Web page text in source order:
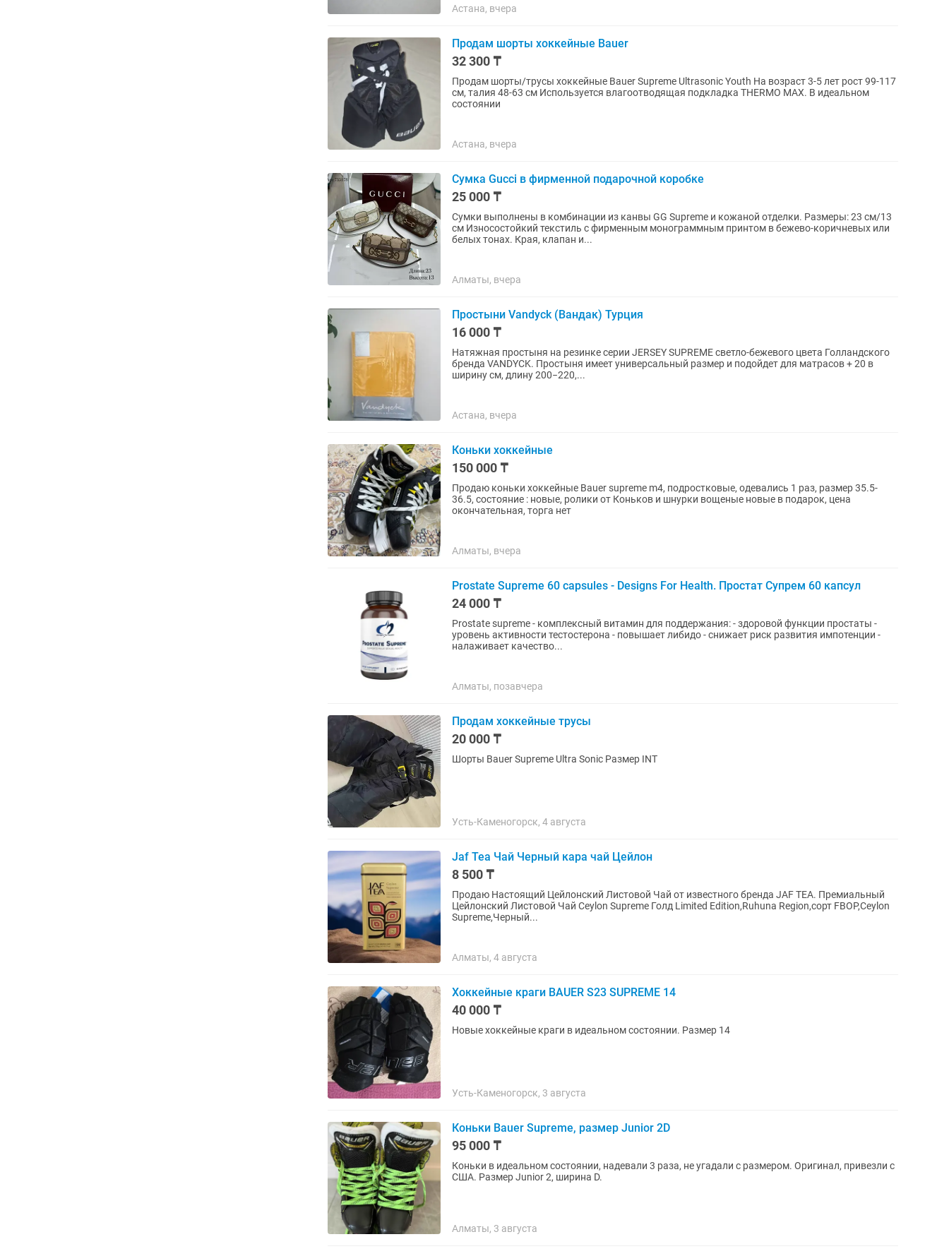
Астана, вчера
Продам шорты хоккейные Bauer
32 300 ₸
Продам шорты/трусы хоккейные Bauer Supreme Ultrasonic Youth На возраст 3-5 лет рост 99-117
см, талия 48-63 см Используется влагоотводящая подкладка THERMO MAX. В идеальном
состоянии
Астана, вчера
Сумка Gucci в фирменной подарочной коробке
25 000 ₸
Сумки выполнены в комбинации из канвы GG Supreme и кожаной отделки. Размеры: 23 см/13
см Износостойкий текстиль с фирменным монограммным принтом в бежево-коричневых или
белых тонах. Края, клапан и...
Алматы, вчера
Простыни Vandyck (Вандак) Турция
16 000 ₸
Натяжная простыня на резинке серии JERSEY SUPREME светло-бежевого цвета Голландского
бренда VANDYCK. Простыня имеет универсальный размер и подойдет для матрасов + 20 в
ширину см, длину 200−220,...
Астана, вчера
Коньки хоккейные
150 000 ₸
Продаю коньки хоккейные Bauer supreme m4, подростковые, одевались 1 раз, размер 35.5-
36.5, состояние : новые, ролики от Коньков и шнурки вощеные новые в подарок, цена
окончательная, торга нет
Алматы, вчера
Prostate Supreme 60 capsules - Designs For Health. Простат Супрем 60 капсул
24 000 ₸
Prostate supreme - комплексный витамин для поддержания: - здоровой функции простаты -
уровень активности тестостерона - повышает либидо - снижает риск развития импотенции -
налаживает качество...
Алматы, позавчера
Продам хоккейные трусы
20 000 ₸
Шорты Bauer Supreme Ultra Sonic Размер INT
Усть-Каменогорск, 4 августа
Jaf Tea Чай Черный кара чай Цейлон
8 500 ₸
Продаю Настоящий Цейлонский Листовой Чай от известного бренда JAF TEA. Премиальный
Цейлонский Листовой Чай Ceylon Supreme Голд Limited Edition,Ruhuna Region,сорт FВОР,Ceylon
Supreme,Черный...
Алматы, 4 августа
Хоккейные краги BAUER S23 SUPREME 14
40 000 ₸
Новые хоккейные краги в идеальном состоянии. Размер 14
Усть-Каменогорск, 3 августа
Коньки Bauer Supreme, размер Junior 2D
95 000 ₸
Коньки в идеальном состоянии, надевали 3 раза, не угадали с размером. Оригинал, привезли с
США. Размер Junior 2, ширина D.
Алматы, 3 августа